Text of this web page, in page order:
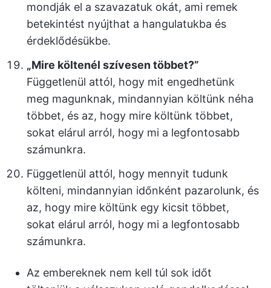
mondják el a szavazatuk okát, ami remek
betekintést nyújthat a hangulatukba és
érdeklődésükbe.
„Mire költenél szívesen többet?”
Függetlenül attól, hogy mit engedhetünk
meg magunknak, mindannyian költünk néha
többet, és az, hogy mire költünk többet,
sokat elárul arról, hogy mi a legfontosabb
számunkra.
Függetlenül attól, hogy mennyit tudunk
költeni, mindannyian időnként pazarolunk, és
az, hogy mire költünk egy kicsit többet,
sokat elárul arról, hogy mi a legfontosabb
számunkra.
Az embereknek nem kell túl sok időt